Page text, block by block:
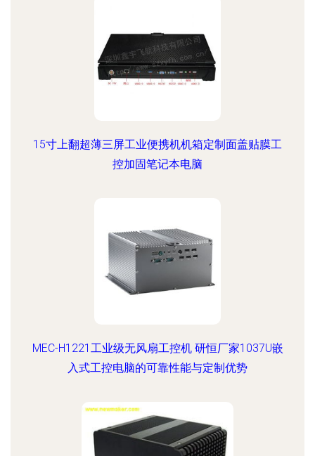
15寸上翻超薄三屏工业便携机机箱定制面盖贴膜工
控加固笔记本电脑
MEC-H1221工业级无风扇工控机 研恒厂家1037U嵌
入式工控电脑的可靠性能与定制优势